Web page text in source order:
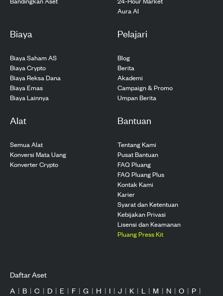
Aura AI
Biaya
Biaya Saham AS
Biaya Crypto
Biaya Reksa Dana
Biaya Emas
Biaya Lainnya
Pelajari
Blog
Berita
Akademi
Campaign & Promo
Umpan Berita
Alat
Semua Alat
Konversi Mata Uang
Konverter Crypto
Bantuan
Tentang Kami
Pusat Bantuan
FAQ Pluang
FAQ Pluang Plus
Kontak Kami
Karier
Syarat dan Ketentuan
Kebijakan Privasi
Lisensi dan Keamanan
Pluang Press Kit
Daftar Aset
A | B | C | D | E | F | G | H | I | J | K | L | M | N | O | P |